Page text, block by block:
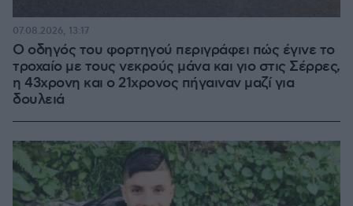
Ο οδηγός του φορτηγού περιγράφει πώς έγινε το
τροχαίο με τους νεκρούς μάνα και γιο στις Σέρρες,
η 43χρονη και ο 21χρονος πήγαιναν μαζί για
δουλειά
07.08.2026, 13:17